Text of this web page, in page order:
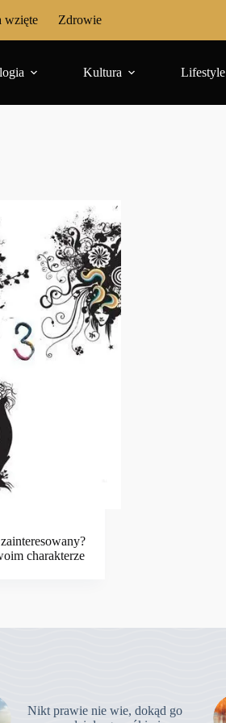
wzięte Zdrowie
Kultura Lifestyle
charakterze
Nikt prawie nie wie, dokąd go